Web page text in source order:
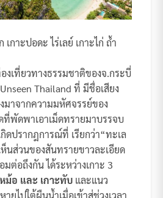
กาะปอดะ ไร่เลย์ เกาะไก่ ถ้ำ
งเที่ยวทางธรรมชาติของจ.กระบี่
Thailand ที่ มีชื่อเสียง
มาจากความมหัศจรรย์ของ
ที่พัดพาเอาเม็ดทรายมาบรรจบ
ดปรากฎการณ์ที่ เรียกว่า“ทะเล
นส่วนของสันทรายขาวละเอียด
ต่อถึงกัน ได้ระหว่างเกาะ 3
หม้อ และ เกาะทับ และแนว
ยไปใต้ผืนน้ำเมื่อเข้าสู่ช่วงเวลา